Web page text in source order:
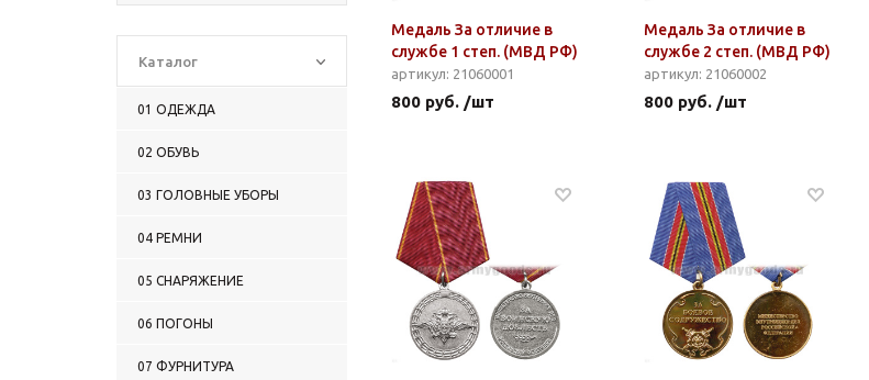
Каталог
01 ОДЕЖДА
02 ОБУВЬ
03 ГОЛОВНЫЕ УБОРЫ
04 РЕМНИ
05 СНАРЯЖЕНИЕ
06 ПОГОНЫ
07 ФУРНИТУРА
Медаль За отличие в
службе 1 степ. (МВД РФ)
артикул: 21060001
800 руб. /шт
Медаль За отличие в
службе 2 степ. (МВД РФ)
артикул: 21060002
800 руб. /шт